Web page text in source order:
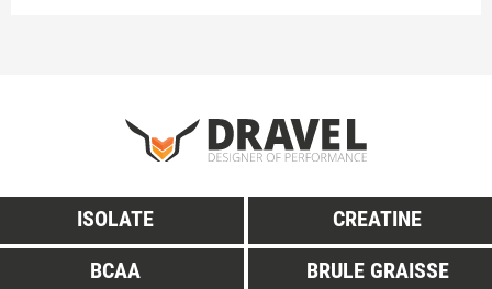
ISOLATE
CREATINE
BCAA
BRULE GRAISSE